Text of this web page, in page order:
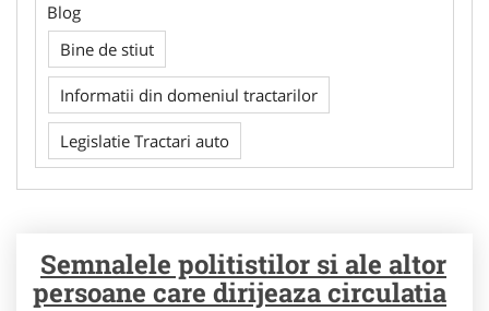
Blog
Bine de stiut
Informatii din domeniul tractarilor
Legislatie Tractari auto
Semnalele politistilor si ale altor
persoane care dirijeaza circulatia